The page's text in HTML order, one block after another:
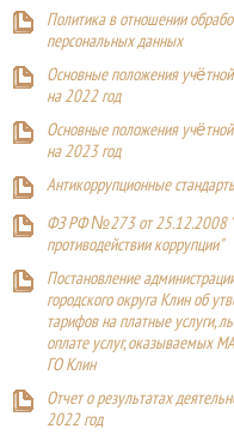
Политика в отношении
персональных данных
Основные положения
на 2022 год
Основные положения
на 2023 год
Антикоррупционные
ФЗ РФ №273 от 25.12.2008
противодействии коррупции"
Постановление
городского округа Клин об
тарифов на платные услуги,
оплате услуг, оказываемых
ГО Клин
Отчет о результатах
2022 год